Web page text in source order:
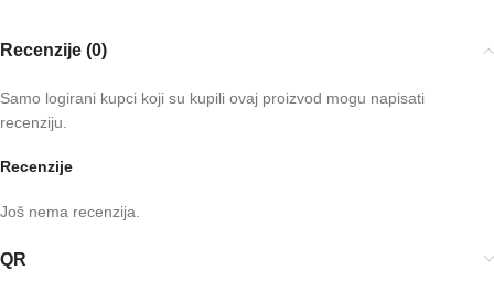
Recenzije (0)
Recenzije
Još nema recenzija.
Samo logirani kupci koji su kupili ovaj proizvod mogu napisati
recenziju.
QR